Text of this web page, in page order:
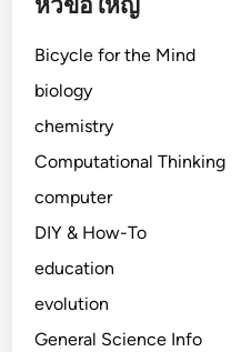
Bicycle for the Mind
biology
chemistry
Computational Thinking
computer
DIY & How-To
education
evolution
General Science Info